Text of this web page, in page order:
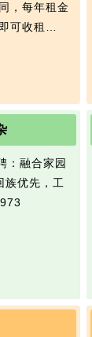
，每年租金
可收租…
：融合家园
族优先，工